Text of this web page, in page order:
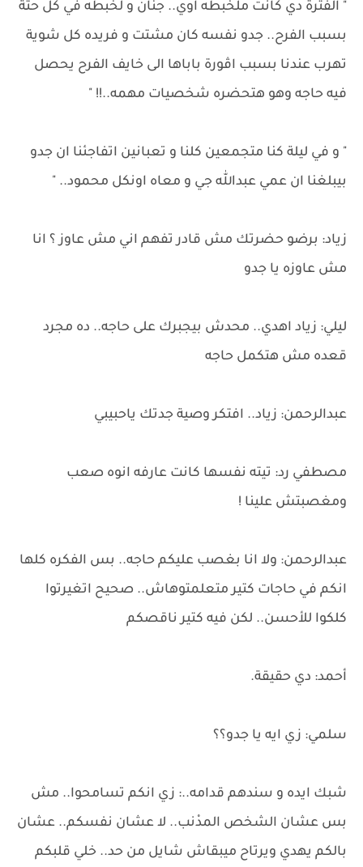
" الفترة دي كانت ملخبطه اوي.. جنان و لخبطه في كل حتة
بسبب الفرح.. جدو نفسه كان مشتت و فريده كل شوية
تهرب عندنا بسبب اڤورة باباها الى خايف الفرح يحصل
فيه حاجه وهو هتحضره شخصيات مهمه..!! "
" و في ليلة كنا متجمعين كلنا و تعبانين اتفاجئنا ان جدو
بيبلغنا ان عمي عبدالله جي و معاه اونكل محمود.. "
زياد: برضو حضرتك مش قادر تفهم اني مش عاوز ؟ انا
مش عاوزه يا جدو
ليلي: زياد اهدي.. محدش بيجبرك على حاجه.. ده مجرد
قعده مش هتكمل حاجه
عبدالرحمن: زياد.. افتكر وصية جدتك ياحبيبي
مصطفي رد: تيته نفسها كانت عارفه انوه صعب
ومغصبتش علينا !
عبدالرحمن: ولا انا بغصب عليكم حاجه.. بس الفكره كلها
انكم في حاجات كتير متعلمتوهاش.. صحيح اتغيرتوا
كلكوا للأحسن.. لكن فيه كتير ناقصكم
أحمد: دي حقيقة.
سلمي: زي ايه يا جدو؟؟
شبك ايده و سندهم قدامه..: زي انكم تسامحوا.. مش
بس عشان الشخص المدْنب.. لا عشان نفسكم.. عشان
بالكم يهدي ويرتاح ميبقاش شايل من حد.. خلي قلبكم